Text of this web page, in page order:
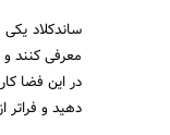
ساندکلاد
معرفی کنند
در این فضا
دهید و فراتر